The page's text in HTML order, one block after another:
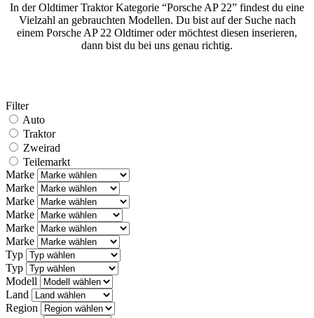
In der Oldtimer Traktor Kategorie “Porsche AP 22” findest du eine
Vielzahl an gebrauchten Modellen. Du bist auf der Suche nach
einem Porsche AP 22 Oldtimer oder möchtest diesen inserieren,
dann bist du bei uns genau richtig.
Filter
Auto
Traktor
Zweirad
Teilemarkt
Marke
Marke
Marke
Marke
Marke
Marke
Typ
Typ
Modell
Land
Region